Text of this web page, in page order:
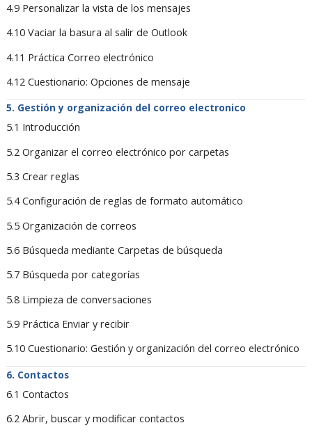
4.9 Personalizar la vista de los mensajes
4.10 Vaciar la basura al salir de Outlook
4.11 Práctica Correo electrónico
4.12 Cuestionario: Opciones de mensaje
Gestión y organización del correo electronico
5.1 Introducción
5.2 Organizar el correo electrónico por carpetas
5.3 Crear reglas
5.4 Configuración de reglas de formato automático
5.5 Organización de correos
5.6 Búsqueda mediante Carpetas de búsqueda
5.7 Búsqueda por categorías
5.8 Limpieza de conversaciones
5.9 Práctica Enviar y recibir
5.10 Cuestionario: Gestión y organización del correo electrónico
Contactos
6.1 Contactos
6.2 Abrir, buscar y modificar contactos